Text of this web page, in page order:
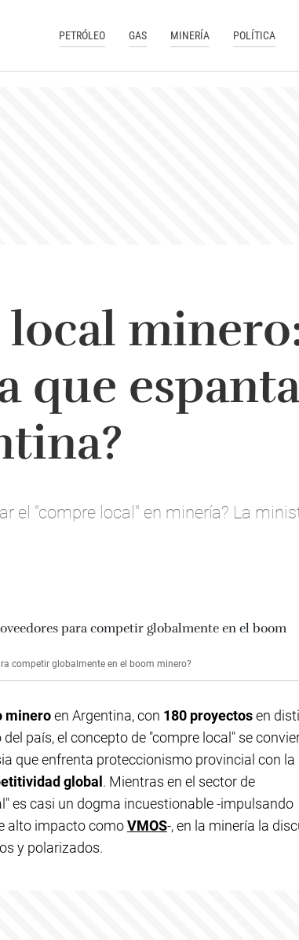
PETRÓLEO GAS MINERÍA POLÍTICA
que
el "compre local" en minería? La
competir globalmente en el boom minero?
mineroen Argentina, con 180 proyectosen
país, el concepto de "compre local" se
que enfrenta proteccionismo provincial con la
global . Mientras en el sector de
es casi un dogma incuestionable -impulsando
alto impacto comoVMOS-, en la minería la
y polarizados.